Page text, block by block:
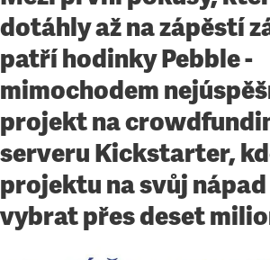
dotáhly až na zápěstí
patří hodinky Pebble -
mimochodem
projekt na
serveru Kickstarter,
projektu na svůj
vybrat přes deset